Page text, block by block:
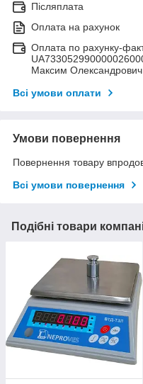
Післяплата
Оплата на рахунок
Оплата по рахунку-
Максим Олександрович
Всі умови оплати
Умови повернення
Повернення товару
Всі умови повернення
Подібні товари